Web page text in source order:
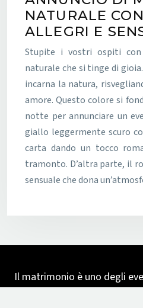
NATURALE
ALLEGRI E
Stupite i vostri ospiti
naturale che si tinge di
incarna la natura,
amore. Questo colore si
notte per annunciare un
giallo leggermente scuro
carta dando un tocco
tramonto. D’altra parte, il
sensuale che dona
Il matrimonio è uno degli